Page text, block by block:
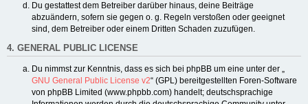
Du gestattest dem Betreiber darüber hinaus, deine Beiträge
abzuändern, sofern sie gegen o. g. Regeln verstoßen oder geeignet
sind, dem Betreiber oder einem Dritten Schaden zuzufügen.
4. GENERAL PUBLIC LICENSE
Du nimmst zur Kenntnis, dass es sich bei phpBB um eine unter der „
GNU General Public License v2“ (GPL) bereitgestellten Foren-Software
von phpBB Limited (www.phpbb.com) handelt; deutschsprachige